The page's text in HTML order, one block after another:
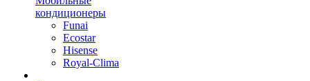
кондиционеры
Funai
Ecostar
Hisense
Royal-Clima